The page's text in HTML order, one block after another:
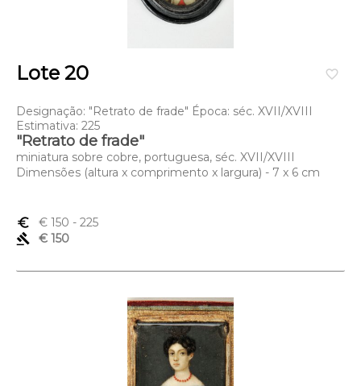
favorite_border
Lote 20
Designação: "Retrato de frade" Época: séc. XVII/XVIII
Estimativa: 225
"Retrato de frade"
miniatura sobre cobre, portuguesa, séc. XVII/XVIII
Dimensões (altura x comprimento x largura) - 7 x 6 cm
euro_symbol € 150 - 225
gavel
€ 150